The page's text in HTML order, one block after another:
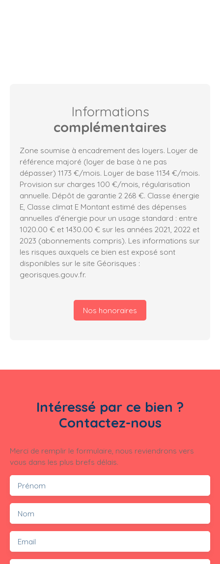
Informations
complémentaires
Zone soumise à encadrement des loyers. Loyer de
référence majoré (loyer de base à ne pas
dépasser) 1173 €/mois. Loyer de base 1134 €/mois.
Provision sur charges 100 €/mois, régularisation
annuelle. Dépôt de garantie 2 268 €. Classe énergie
E, Classe climat E Montant estimé des dépenses
annuelles d'énergie pour un usage standard : entre
1020.00 € et 1430.00 € sur les années 2021, 2022 et
2023 (abonnements compris). Les informations sur
les risques auxquels ce bien est exposé sont
disponibles sur le site Géorisques :
georisques.gouv.fr.
Nos honoraires
Intéressé par ce bien ?
Contactez-nous
Merci de remplir le formulaire, nous reviendrons vers
vous dans les plus brefs délais.
Prénom
Nom
Email